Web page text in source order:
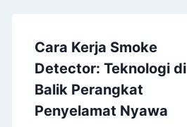
Cara Kerja Smoke
Detector: Teknologi di
Balik Perangkat
Penyelamat Nyawa